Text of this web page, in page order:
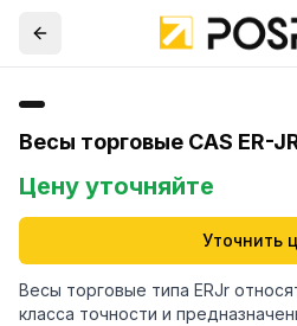
Весы торговые CAS ER-
Цену уточняйте
Уточнить
Весы торговые типа ERJr
класса точности и